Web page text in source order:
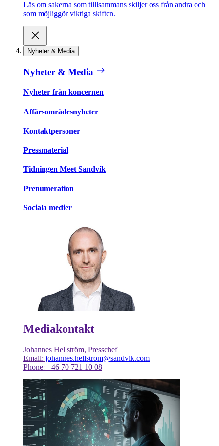
Läs om sakerna som tilllsammans skiljer oss från andra och
som möjliggör viktiga skiften.
Nyheter & Media
Nyheter & Media
Nyheter från koncernen
Affärsområdesnyheter
Kontaktpersoner
Pressmaterial
Tidningen Meet Sandvik
Prenumeration
Sociala medier
Mediakontakt
Johannes Hellström, Presschef
Email: johannes.hellstrom@sandvik.com
Phone: +46 70 721 10 08